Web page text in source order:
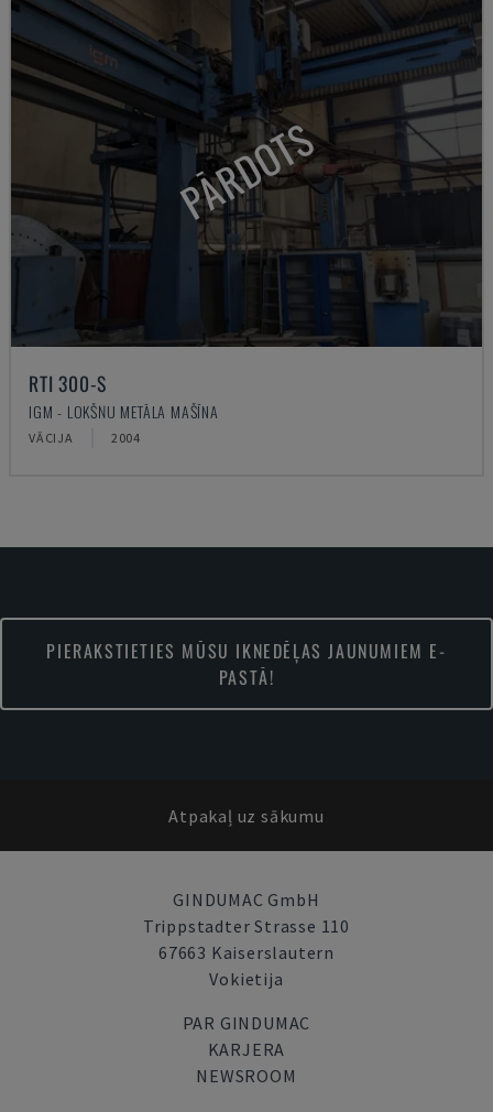
PĀRDOTS
RTI 300-S
IGM - LOKŠŅU METĀLA MAŠĪNA
VĀCIJA 2004
PIERAKSTIETIES MŪSU IKNEDĒĻAS JAUNUMIEM E-
PASTĀ!
Atpakaļ uz sākumu
GINDUMAC GmbH
Trippstadter Strasse 110
67663 Kaiserslautern
Vokietija
PAR GINDUMAC
KARJERA
NEWSROOM